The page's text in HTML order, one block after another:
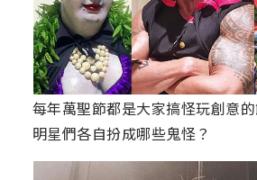
每年萬聖節都是大家搞怪玩創意
明星們各自扮成哪些鬼怪？